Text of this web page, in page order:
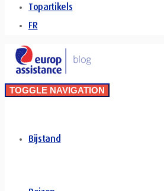
Topartikels
FR
TOGGLE NAVIGATION
Bijstand